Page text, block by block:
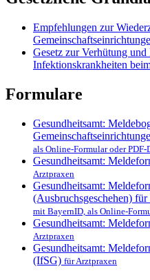
Empfehlungen zur
Gesetz zur Verhütung
Infektionskrankheiten
Formulare
Gesundheitsamt:
als Online-Formular oder PDF-
Gesundheitsamt:
Arztpraxen
Gesundheitsamt:
(Ausbruchsgeschehen)
mit BayernID, als Online-
Gesundheitsamt:
Arztpraxen
Gesundheitsamt:
(IfSG) für Arztpraxen